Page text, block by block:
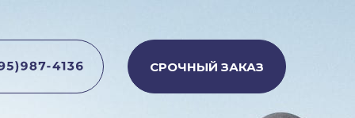
СРОЧНЫЙ ЗАКАЗ